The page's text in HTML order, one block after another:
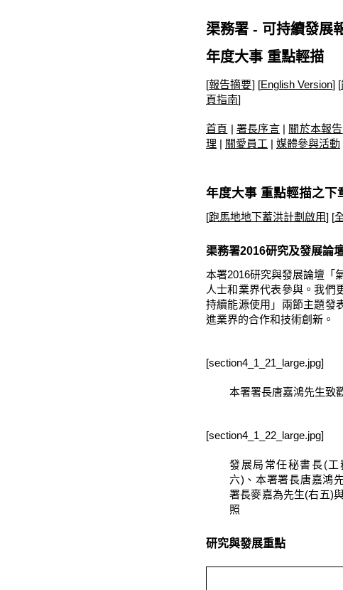
渠務署 - 可持續發展
年度大事 重點輕描
[報告摘要][English Version] [
頁指南]
首頁 | 署長序言| 關於本報告
理 | 關愛員工 | 媒體參與活動
年度大事 重點輕描之下
[跑馬地地下蓄洪計劃啟用] [
渠務署2016研究及發展論
本署2016研究與發展論壇「
人士和業界代表參與。我們
持續能源使用」兩節主題發
進業界的合作和技術創新。
[section4_1_21_large.jpg]
本署署長唐嘉鴻先生致
[section4_1_22_large.jpg]
發展局常任秘書長(
六)、本署署長唐嘉鴻
署長麥嘉為先生(右五)
照
研究與發展重點